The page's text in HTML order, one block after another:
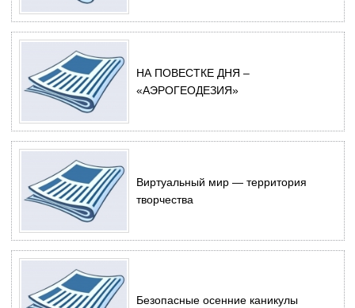
НА ПОВЕСТКЕ ДНЯ –
«АЭРОГЕОДЕЗИЯ»
Виртуальный мир — территория
творчества
Безопасные осенние каникулы